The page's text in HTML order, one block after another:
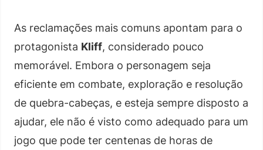
As reclamações mais comuns apontam para o
protagonista Kliff, considerado pouco
memorável. Embora o personagem seja
eficiente em combate, exploração e resolução
de quebra-cabeças, e esteja sempre disposto a
ajudar, ele não é visto como adequado para um
jogo que pode ter centenas de horas de